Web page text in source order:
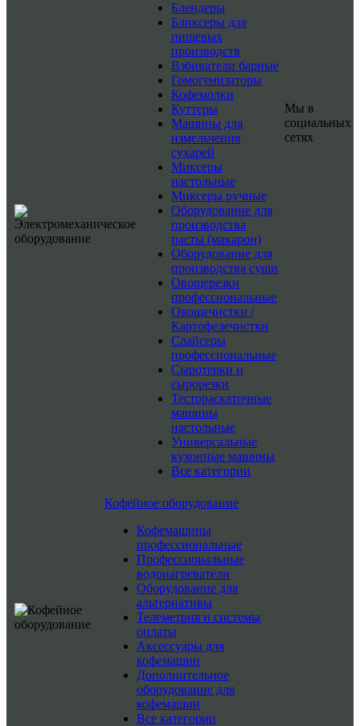
Блендеры
Бликсеры для
пищевых
производств
Взбиватели барные
Гомогенизаторы
Кофемолки
Куттеры
Машины для
измельчения
сухарей
Миксеры
настольные
Миксеры ручные
Оборудование для
производства
пасты (макарон)
Оборудование для
производства суши
Овощерезки
профессиональные
Овощечистки /
Картофелечистки
Слайсеры
профессиональные
Сыротерки и
сырорезки
Тестораскаточные
машины
настольные
Универсальные
кухонные машины
Все категории
Кофейное оборудование
Кофемашины
профессиональные
Профессиональные
водонагреватели
Оборудование для
альтернативы
Телеметрия и системы
оплаты
Аксессуары для
кофемашин
Дополнительное
оборудование для
кофемашин
Все категории
Мы в
социальных
сетях